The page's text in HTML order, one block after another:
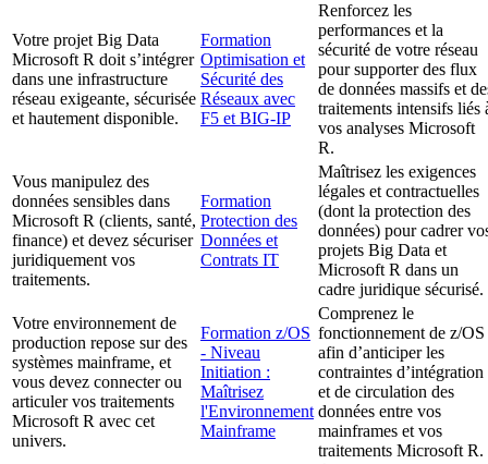
Votre projet Big Data
Microsoft R doit s’intégrer
dans une infrastructure
réseau exigeante, sécurisée
et hautement disponible.
Formation
Optimisation et
Sécurité des
Réseaux avec
F5 et BIG-IP
Renforcez les
performances et la
sécurité de votre réseau
pour supporter des flux
de données massifs et
traitements intensifs liés
vos analyses Microsoft
R.
Vous manipulez des
données sensibles dans
Microsoft R (clients, santé,
finance) et devez sécuriser
juridiquement vos
traitements.
Formation
Protection des
Données et
Contrats IT
Maîtrisez les exigences
légales et contractuelles
(dont la protection des
données) pour cadrer
projets Big Data et
Microsoft R dans un
cadre juridique sécurisé.
Votre environnement de
production repose sur des
systèmes mainframe, et
vous devez connecter ou
articuler vos traitements
Microsoft R avec cet
univers.
Formation z/OS
- Niveau
Initiation :
Maîtrisez
l'Environnement
Mainframe
Comprenez le
fonctionnement de z/OS
afin d’anticiper les
contraintes d’intégration
et de circulation des
données entre vos
mainframes et vos
traitements Microsoft R.